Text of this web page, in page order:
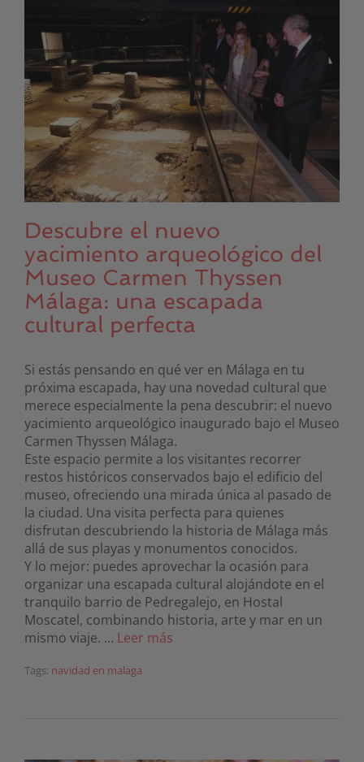
Descubre el nuevo
yacimiento arqueológico del
Museo Carmen Thyssen
Málaga: una escapada
cultural perfecta
Si estás pensando en qué ver en Málaga en tu
próxima escapada, hay una novedad cultural que
merece especialmente la pena descubrir: el nuevo
yacimiento arqueológico inaugurado bajo el Museo
Carmen Thyssen Málaga.
Este espacio permite a los visitantes recorrer
restos históricos conservados bajo el edificio del
museo, ofreciendo una mirada única al pasado de
la ciudad. Una visita perfecta para quienes
disfrutan descubriendo la historia de Málaga más
allá de sus playas y monumentos conocidos.
Y lo mejor: puedes aprovechar la ocasión para
organizar una escapada cultural alojándote en el
tranquilo barrio de Pedregalejo, en Hostal
Moscatel, combinando historia, arte y mar en un
mismo viaje. … Leer más
Tags: navidad en malaga